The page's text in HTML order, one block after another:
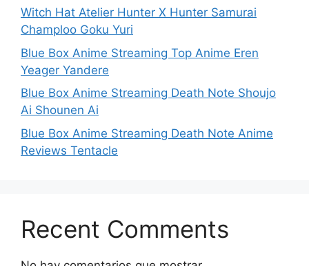
Witch Hat Atelier Hunter X Hunter Samurai
Champloo Goku Yuri
Blue Box Anime Streaming Top Anime Eren
Yeager Yandere
Blue Box Anime Streaming Death Note Shoujo
Ai Shounen Ai
Blue Box Anime Streaming Death Note Anime
Reviews Tentacle
Recent Comments